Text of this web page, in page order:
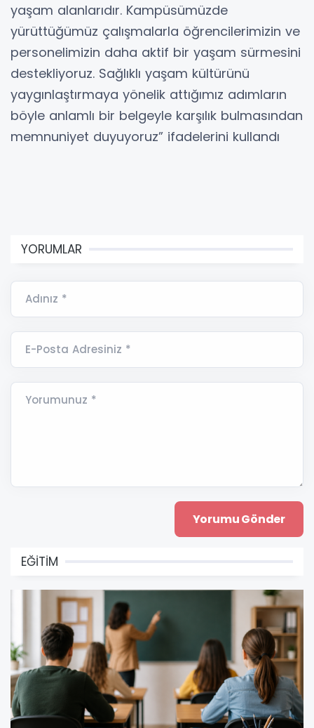
yaşam alanlarıdır. Kampüsümüzde
yürüttüğümüz çalışmalarla öğrencilerimizin ve
personelimizin daha aktif bir yaşam sürmesini
destekliyoruz. Sağlıklı yaşam kültürünü
yaygınlaştırmaya yönelik attığımız adımların
böyle anlamlı bir belgeyle karşılık bulmasından
memnuniyet duyuyoruz” ifadelerini kullandı
YORUMLAR
Adınız *
E-Posta Adresiniz *
Yorumunuz *
EĞİTİM